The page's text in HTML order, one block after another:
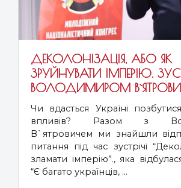
ДЕКОЛОНІЗАЦІЯ, АБО ЯК
ЗРУЙНУВАТИ ІМПЕРІЮ.
ВОЛОДИМИРОМ
Чи вдасться Україні
впливів? Разом з
В`ятровичем ми знайшли
питання під час зустрічі
зламати імперію”., яка
“Є багато українців, ...